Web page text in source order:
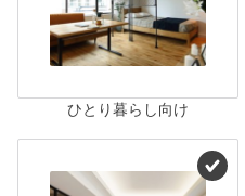
ひとり暮らし向け